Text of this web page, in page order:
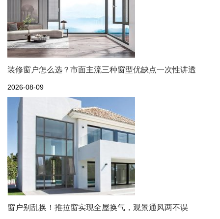
装修窗户怎么选？市面主流三种窗型优缺点一次性讲透
2026-08-09
窗户别乱换！推拉窗实现全屋换气，观景通风两不误